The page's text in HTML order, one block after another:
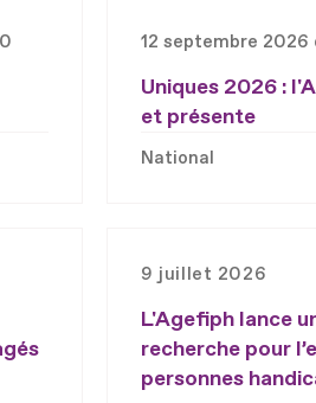
12 septembre
Uniques 2026 :
et présente
National
9 juillet 2026
L'Agefiph lance
recherche pour
personnes